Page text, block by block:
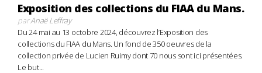
Exposition des collections du FIAA du Mans.
parAnaë Leffray
Du 24 mai au 13 octobre 2024, découvrez l’Exposition des
collections du FIAA du Mans. Un fond de 350 oeuvres de la
collection privée de Lucien Ruimy dont 70 nous sont ici présentées.
Le but...